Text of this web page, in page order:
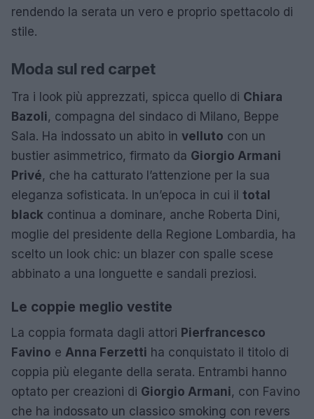
rendendo la serata un vero e proprio spettacolo di
stile.
Moda sul red carpet
Tra i look più apprezzati, spicca quello di Chiara
Bazoli, compagna del sindaco di Milano, Beppe
Sala. Ha indossato un abito in velluto con un
bustier asimmetrico, firmato da Giorgio Armani
Privé, che ha catturato l’attenzione per la sua
eleganza sofisticata. In un’epoca in cui il total
black continua a dominare, anche Roberta Dini,
moglie del presidente della Regione Lombardia, ha
scelto un look chic: un blazer con spalle scese
abbinato a una longuette e sandali preziosi.
Le coppie meglio vestite
La coppia formata dagli attori Pierfrancesco
Favino e Anna Ferzetti ha conquistato il titolo di
coppia più elegante della serata. Entrambi hanno
optato per creazioni di Giorgio Armani, con Favino
che ha indossato un classico smoking con revers